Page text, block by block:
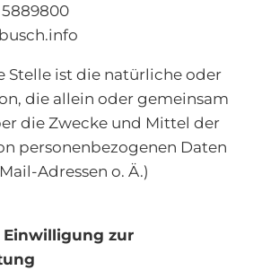
5889800
Stelle ist die natürliche oder
die allein oder gemeinsam
die Zwecke und Mittel der
personenbezogenen Daten
Adressen o. Ä.)
zur